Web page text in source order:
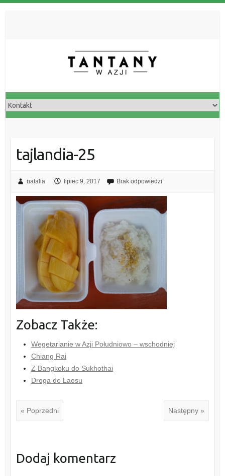
tajlandia-25
natalia lipiec 9, 2017 Brak odpowiedzi
Zobacz Także:
Wegetarianie w Azji Południowo – wschodniej
Chiang Rai
Z Bangkoku do Sukhothai
Droga do Laosu
« Poprzedni Następny »
Dodaj komentarz